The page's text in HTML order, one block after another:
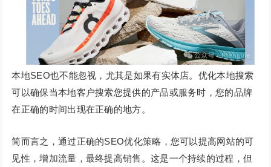
本地SEO也不能忽视，尤其是如果有实体店。优化本地搜索
可以确保当本地客户搜索您提供的产品或服务时，您的品牌
在正确的时间出现在正确的地方。
简而言之，通过正确的SEO优化策略，您可以提高网站的可
见性，增加流量，最终提高销售。这是一个持续的过程，但